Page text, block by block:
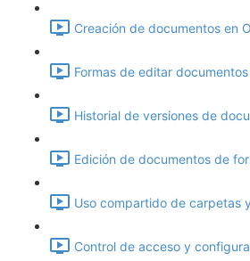
Creación de documentos en
Formas de editar
Historial de versiones de
Edición de documentos de
Uso compartido de carpetas
Control de acceso y